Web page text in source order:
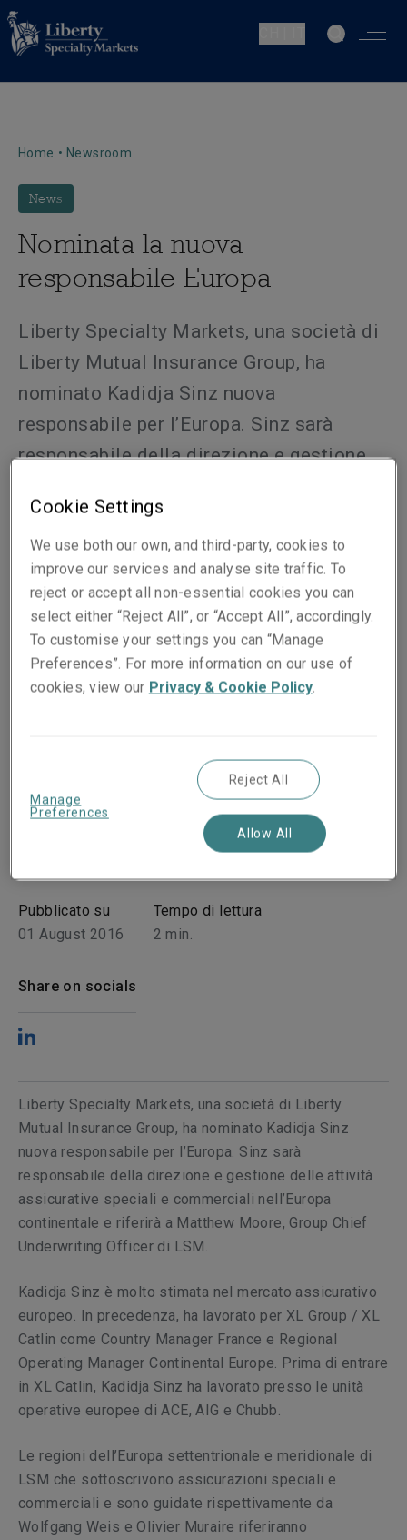
Home • Newsroom
News
Nominata la nuova
responsabile Europa
Liberty Specialty Markets, una società di
Liberty Mutual Insurance Group, ha
nominato Kadidja Sinz nuova
responsabile per l’Europa. Sinz sarà
responsabile della direzione e gestione
commerciali nell’Europa continentale e
riferirà a Matthew Moore, Group Chief
Underwriting Officer di LSM.
Pubblicato su
01 August 2016
Tempo di lettura
2 min.
Share on socials
Liberty Specialty Markets, una società di Liberty
Mutual Insurance Group, ha nominato Kadidja Sinz
nuova responsabile per l’Europa. Sinz sarà
responsabile della direzione e gestione delle attività
assicurative speciali e commerciali nell’Europa
continentale e riferirà a Matthew Moore, Group Chief
Underwriting Officer di LSM.
Kadidja Sinz è molto stimata nel mercato assicurativo
europeo. In precedenza, ha lavorato per XL Group / XL
Catlin come Country Manager France e Regional
Operating Manager Continental Europe. Prima di entrare
in XL Catlin, Kadidja Sinz ha lavorato presso le unità
operative europee di ACE, AIG e Chubb.
Le regioni dell’Europa settentrionale e meridionale di
LSM che sottoscrivono assicurazioni speciali e
commerciali e sono guidate rispettivamente da
Wolfgang Weis e Olivier Muraire riferiranno
Cookie Settings
We use both our own, and third-party, cookies to
improve our services and analyse site traffic. To
reject or accept all non-essential cookies you can
select either “Reject All”, or “Accept All”, accordingly.
To customise your settings you can “Manage
Preferences”. For more information on our use of
cookies, view our Privacy & Cookie Policy.
Manage
Preferences
Reject All
Allow All